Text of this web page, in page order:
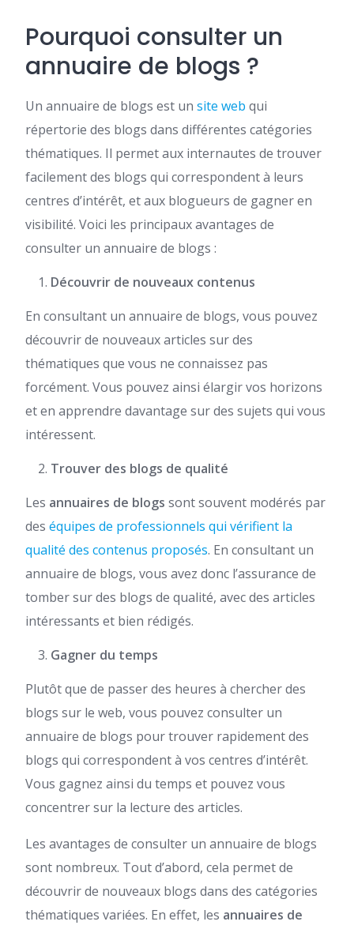
Pourquoi consulter un
annuaire de blogs ?
Un annuaire de blogs est un site web qui
répertorie des blogs dans différentes catégories
thématiques. Il permet aux internautes de trouver
facilement des blogs qui correspondent à leurs
centres d’intérêt, et aux blogueurs de gagner en
visibilité. Voici les principaux avantages de
consulter un annuaire de blogs :
Découvrir de nouveaux contenus
En consultant un annuaire de blogs, vous pouvez
découvrir de nouveaux articles sur des
thématiques que vous ne connaissez pas
forcément. Vous pouvez ainsi élargir vos horizons
et en apprendre davantage sur des sujets qui vous
intéressent.
Trouver des blogs de qualité
Les annuaires de blogs sont souvent modérés par
des équipes de professionnels qui vérifient la
qualité des contenus proposés. En consultant un
annuaire de blogs, vous avez donc l’assurance de
tomber sur des blogs de qualité, avec des articles
intéressants et bien rédigés.
Gagner du temps
Plutôt que de passer des heures à chercher des
blogs sur le web, vous pouvez consulter un
annuaire de blogs pour trouver rapidement des
blogs qui correspondent à vos centres d’intérêt.
Vous gagnez ainsi du temps et pouvez vous
concentrer sur la lecture des articles.
Les avantages de consulter un annuaire de blogs
sont nombreux. Tout d’abord, cela permet de
découvrir de nouveaux blogs dans des catégories
thématiques variées. En effet, les annuaires de